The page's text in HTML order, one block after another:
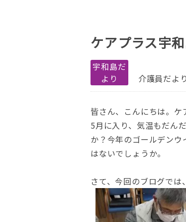
ケアプラス宇
宇和島だ
より
介護員だより
皆さん、こんにちは。
5月に入り、気温もだん
か？今年のゴールデン
はないでしょうか。
さて、今回のブログで